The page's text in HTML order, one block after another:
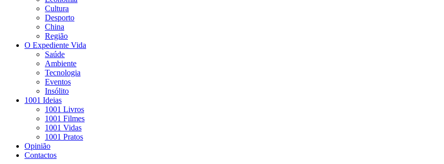
Cultura
Desporto
China
Região
O Expediente Vida
Saúde
Ambiente
Tecnologia
Eventos
Insólito
1001 Ideias
1001 Livros
1001 Filmes
1001 Vidas
1001 Pratos
Opinião
Contactos